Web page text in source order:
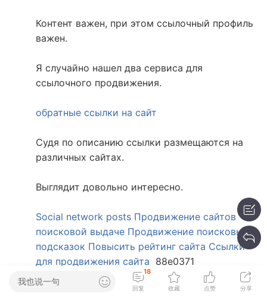
Контент важен, при этом ссылочный профиль
важен.
Я случайно нашел два сервиса для
ссылочного продвижения.
обратные ссылки на сайт
Судя по описанию ссылки размещаются на
различных сайтах.
Выглядит довольно интересно.
Social network posts Продвижение сайтов
поисковой выдаче Продвижение поисковых
подсказок Повысить рейтинг сайта Ссылки
для продвижения сайта 88e0371
我也说一句
回复
18
收藏 点赞 分享